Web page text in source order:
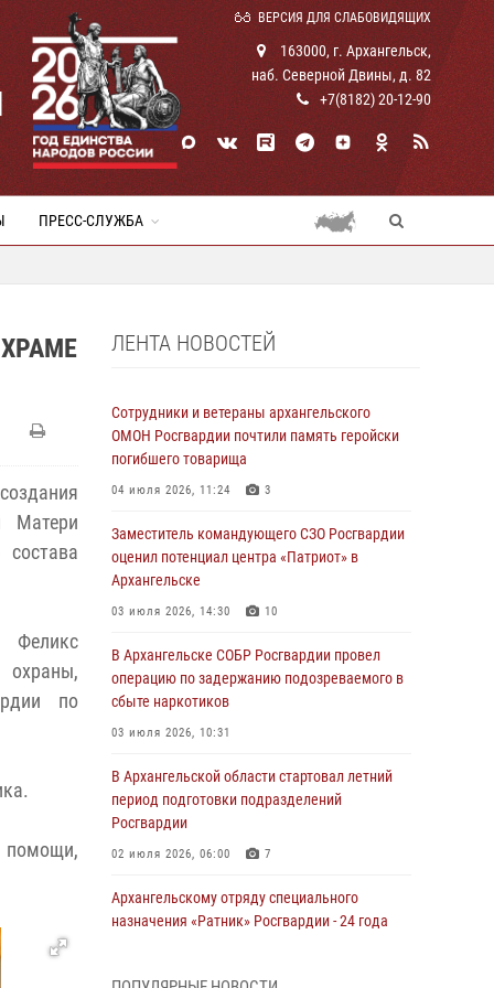
ВЕРСИЯ ДЛЯ СЛАБОВИДЯЩИХ
163000, г. Архангельск,
наб. Северной Двины, д. 82
+7(8182) 20-12-90
ПРЕСС-СЛУЖБА
Матери
Феликс
охраны,
по
помощи,
ЛЕНТА НОВОСТЕЙ
Сотрудники и ветераны архангельского
ОМОН Росгвардии почтили память геройски
погибшего товарища
04 июля 2026, 11:24 3
Заместитель командующего СЗО Росгвардии
оценил потенциал центра «Патриот» в
Архангельске
03 июля 2026, 14:30 10
В Архангельске СОБР Росгвардии провел
операцию по задержанию подозреваемого в
сбыте наркотиков
03 июля 2026, 10:31
В Архангельской области стартовал летний
период подготовки подразделений
Росгвардии
02 июля 2026, 06:00 7
Архангельскому отряду специального
назначения «Ратник» Росгвардии - 24 года